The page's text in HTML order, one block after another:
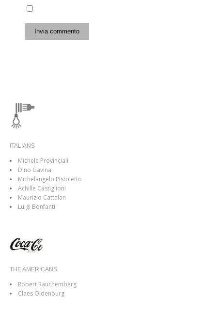
ITALIANS
Michele Provinciali
Dino Gavina
Michelangelo Pistoletto
Achille Castiglioni
Maurizio Cattelan
Luigi Bonfanti
THE AMERICANS
Robert Rauchemberg
Claes Oldenburg